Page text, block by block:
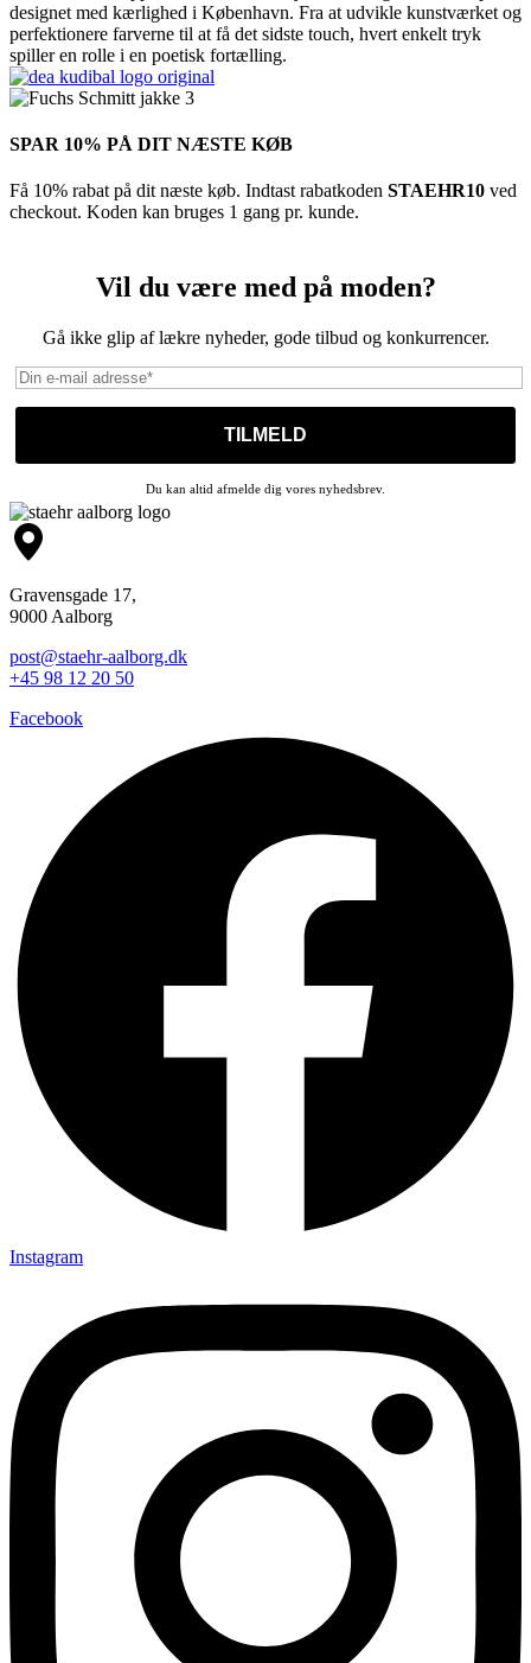
designet med kærlighed i København. Fra at udvikle kunstværket og
perfektionere farverne til at få det sidste touch, hvert enkelt tryk
spiller en rolle i en poetisk fortælling.
SPAR 10% PÅ DIT NÆSTE KØB
Få 10% rabat på dit næste køb. Indtast rabatkoden STAEHR10 ved
checkout. Koden kan bruges 1 gang pr. kunde.
Vil du være med på moden?
Gå ikke glip af lækre nyheder, gode tilbud og konkurrencer.
Du kan altid afmelde dig vores nyhedsbrev.
Gravensgade 17,
9000 Aalborg
post@staehr-aalborg.dk
+45 98 12 20 50
Facebook
Instagram